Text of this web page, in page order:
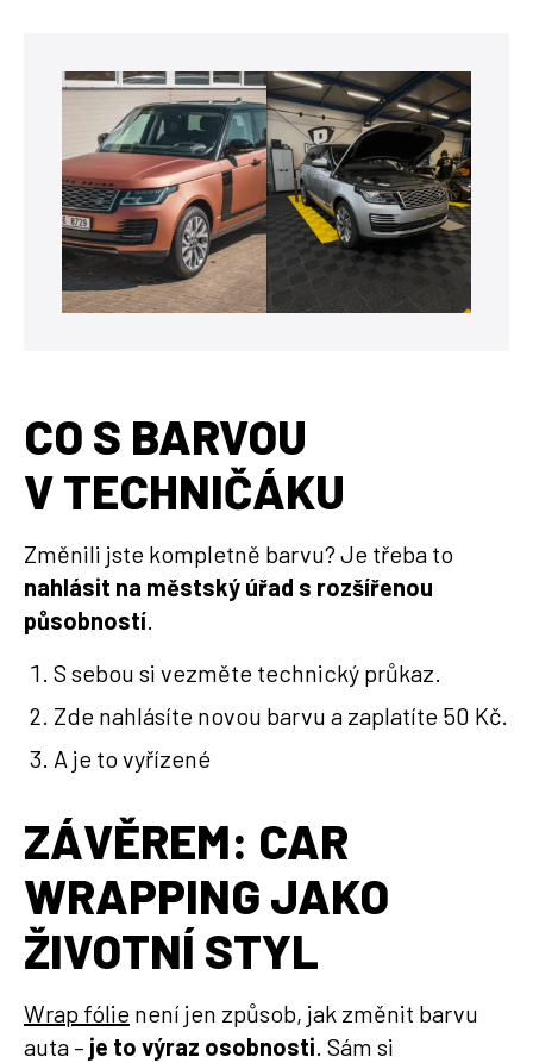
CO S BARVOU
V TECHNIČÁKU
Změnili jste kompletně barvu? Je třeba to
nahlásit na městský úřad s rozšířenou
působností.
S sebou si vezměte technický průkaz.
Zde nahlásíte novou barvu a zaplatíte 50 Kč.
A je to vyřízené
ZÁVĚREM: CAR
WRAPPING JAKO
ŽIVOTNÍ STYL
Wrap fólie není jen způsob, jak změnit barvu
auta – je to výraz osobnosti. Sám si